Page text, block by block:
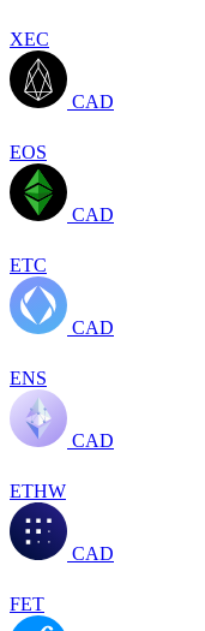
XEC
CAD
EOS
CAD
ETC
CAD
ENS
CAD
ETHW
CAD
FET